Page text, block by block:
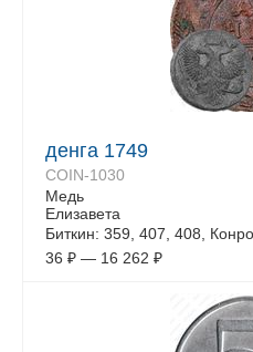
денга 1749
COIN-1030
Медь
Елизавета
Биткин: 359, 407, 408,
36 ₽ — 16 262 ₽